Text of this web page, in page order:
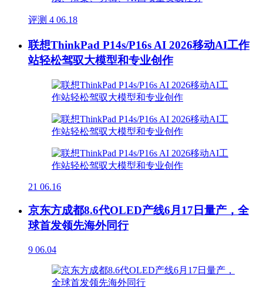
评测 4 06.18
联想ThinkPad P14s/P16s AI 2026移动AI工作
站轻松驾驭大模型和专业创作
21 06.16
京东方成都8.6代OLED产线6月17日量产，全
球首发领先海外同行
9 06.04